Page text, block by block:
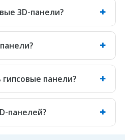
3D-панели?
панели?
панелей?